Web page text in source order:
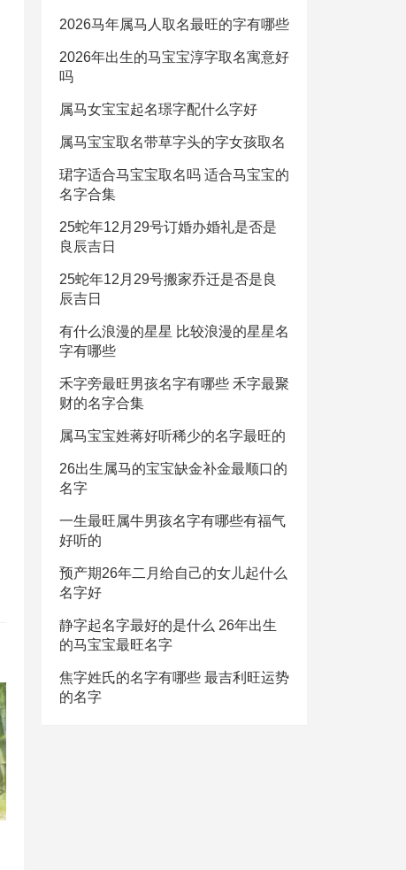
2026马年属马人取名最旺的字有哪些
2026年出生的马宝宝淳字取名寓意好
吗
属马女宝宝起名璟字配什么字好
属马宝宝取名带草字头的字女孩取名
珺字适合马宝宝取名吗 适合马宝宝的
名字合集
25蛇年12月29号订婚办婚礼是否是
良辰吉日
25蛇年12月29号搬家乔迁是否是良
辰吉日
有什么浪漫的星星 比较浪漫的星星名
字有哪些
禾字旁最旺男孩名字有哪些 禾字最聚
财的名字合集
属马宝宝姓蒋好听稀少的名字最旺的
26出生属马的宝宝缺金补金最顺口的
名字
一生最旺属牛男孩名字有哪些有福气
好听的
预产期26年二月给自己的女儿起什么
名字好
静字起名字最好的是什么 26年出生
的马宝宝最旺名字
焦字姓氏的名字有哪些 最吉利旺运势
的名字